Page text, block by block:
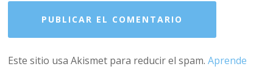
Este sitio usa Akismet para reducir el spam.Aprende